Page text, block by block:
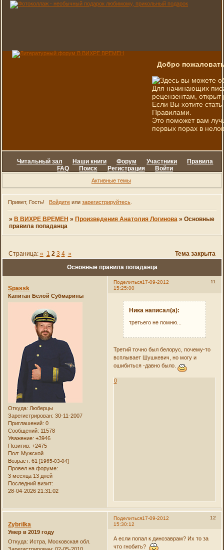
Добро
Здесь вы можете
Для начинающих
рецензентам, открыт
Если Вы хотите
Правилами.
Это поможет вам
первых порах в
Читальный зал Наши книги Форум Участники
Правила
FAQ
Поиск Регистрация Войти
Активные темы
Привет, Гость! Войдитеили зарегистрируйтесь.
» В ВИХРЕ ВРЕМЕН » Произведения Анатолия Логинова » Основные
правила попаданца
Основные правила попаданца
Страница: « 1 2 3 4 » Тема закрыта
Поделиться 11
17-09-2012
15:25:00
Spassk
Капитан Белой Субмарины
Откуда: Люберцы
Зарегистрирован: 30-11-2007
Приглашений: 0
Сообщений: 11578
Уважение: +3946
Позитив: +2475
Пол: Мужской
Возраст: 61[1965-03-04]
Провел на форуме:
3 месяца 13 дней
Последний визит:
28-04-2026 21:31:02
Ника написал(а):
третьего не помню...
Третий точно был белорус, почему-то
всплывает Шушкевич, но могу и
ошибиться -давно было.
0
Поделиться 12
17-09-2012
15:30:12
Zybrilka
Умер в 2019 году
Откуда: Истра, Московская обл.
А если попал к динозаврам? Их то за
что гнобить?